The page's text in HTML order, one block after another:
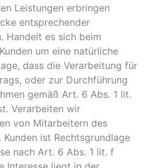
Leistungen erbringen
entsprechender
Handelt es sich beim
um eine natürliche
dass die Verarbeitung für
oder zur Durchführung
gemäß Art. 6 Abs. 1 lit.
Verarbeiten wir
von Mitarbeitern des
ist Rechtsgrundlage
nach Art. 6 Abs. 1 lit. f